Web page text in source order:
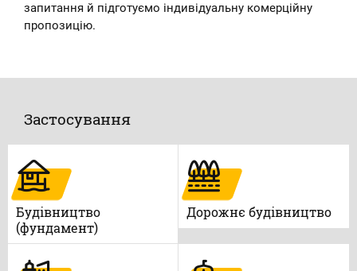
запитання й підготуємо індивідуальну комерційну
пропозицію.
Застосування
Будівництво
(фундамент)
Дорожнє будівництво